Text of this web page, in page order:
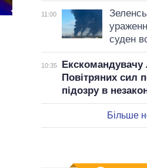
11:00
суден
10:35
Екскомандувачу
Повітряних сил
підозру в
Більше